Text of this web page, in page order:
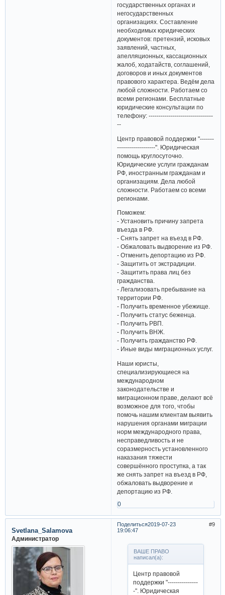
государственных органах и
негосударственных
организациях. Составление
необходимых юридических
документов: претензий, исковых
заявлений, частных,
апелляционных, кассационных
жалоб, ходатайств, соглашений,
договоров и иных документов
правового характера. Ведём дела
любой сложности. Работаем со
всеми регионами. Бесплатные
юридические консультации по
телефону: --------------------------------
--
Центр правовой поддержки "-------
-------------------". Юридическая
помощь круглосуточно.
Юридические услуги гражданам
РФ, иностранным гражданам и
организациям. Дела любой
сложности. Работаем со всеми
регионами.
Поможем:
- Установить причину запрета
въезда в РФ.
- Снять запрет на въезд в РФ.
- Обжаловать выдворение из РФ.
- Отменить депортацию из РФ.
- Защитить от экстрадиции.
- Защитить права лиц без
гражданства.
- Легализовать пребывание на
территории РФ.
- Получить временное убежище.
- Получить статус беженца.
- Получить РВП.
- Получить ВНЖ.
- Получить гражданство РФ.
- Иные виды миграционных услуг.
Наши юристы,
специализирующиеся на
международном
законодательстве и
миграционном праве, делают всё
возможное для того, чтобы
помочь нашим клиентам выявить
нарушения органами миграции
норм международного права,
несправедливость и не
соразмерность установленного
наказания тяжести
совершённого проступка, а так
же снять запрет на въезд в РФ,
обжаловать выдворение и
депортацию из РФ.
0
Поделиться 9
2019-07-23
19:06:47
Svetlana_Salamova
Администратор
ВАШЕ ПРАВО
написал(а):
Центр правовой
поддержки "---------------
-". Юридическая